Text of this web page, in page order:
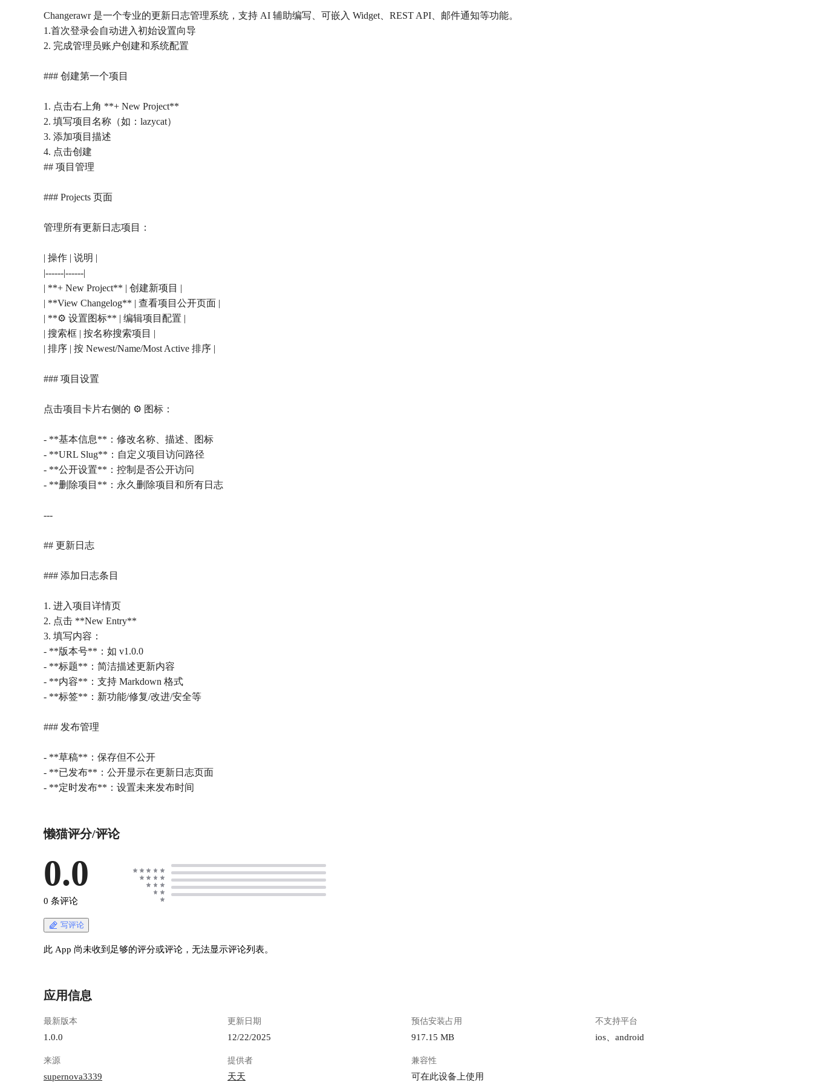
Changerawr 是一个专业的更新日志管理系统，支持 AI 辅助编写、可嵌入 Widget、REST API、邮件通知等功能。
1.首次登录会自动进入初始设置向导
2. 完成管理员账户创建和系统配置
### 创建第一个项目
1. 点击右上角 **+ New Project**
2. 填写项目名称（如：lazycat）
3. 添加项目描述
4. 点击创建
## 项目管理
### Projects 页面
管理所有更新日志项目：
| 操作 | 说明 |
|------|------|
| **+ New Project** | 创建新项目 |
| **View Changelog** | 查看项目公开页面 |
| **⚙️ 设置图标** | 编辑项目配置 |
| 搜索框 | 按名称搜索项目 |
| 排序 | 按 Newest/Name/Most Active 排序 |
### 项目设置
点击项目卡片右侧的 ⚙️ 图标：
- **基本信息**：修改名称、描述、图标
- **URL Slug**：自定义项目访问路径
- **公开设置**：控制是否公开访问
- **删除项目**：永久删除项目和所有日志
---
## 更新日志
### 添加日志条目
1. 进入项目详情页
2. 点击 **New Entry**
3. 填写内容：
- **版本号**：如 v1.0.0
- **标题**：简洁描述更新内容
- **内容**：支持 Markdown 格式
- **标签**：新功能/修复/改进/安全等
### 发布管理
- **草稿**：保存但不公开
- **已发布**：公开显示在更新日志页面
懒猫评分/评论
0.0
0 条评论
写评论
此 App 尚未收到足够的评分或评论，无法显示评论列表。
应用信息
最新版本
1.0.0
更新日期
12/22/2025
预估安装占用
917.15 MB
不支持平台
ios、android
来源
supernova3339
提供者
天天
兼容性
可在此设备上使用